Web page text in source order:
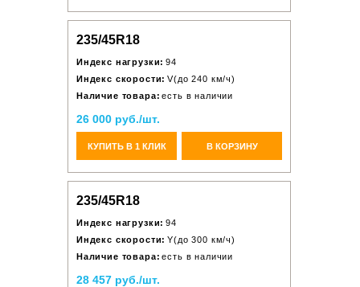
235/45R18
Индекс нагрузки: 94
Индекс скорости: V(до 240 км/ч)
Наличие товара: есть в наличии
26 000 руб./шт.
КУПИТЬ В 1 КЛИК В КОРЗИНУ
235/45R18
Индекс нагрузки: 94
Индекс скорости: Y(до 300 км/ч)
Наличие товара: есть в наличии
28 457 руб./шт.